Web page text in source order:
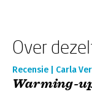
Over
Recensie | Carla
Warming-